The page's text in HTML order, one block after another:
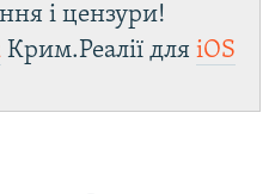
і цензури!
Крим.Реалії для iOS